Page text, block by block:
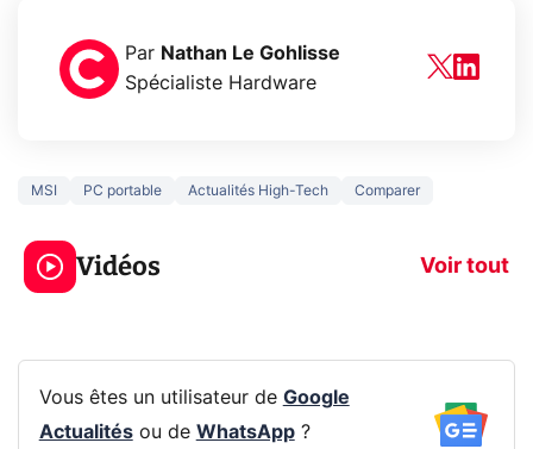
Par Nathan Le Gohlisse
Spécialiste Hardware
MSI PC portable Actualités High-Tech Comparer
Vidéos Voir tout
3 écrans en 1 pour
319€ ? Voici L'AOC
CQ32G4ZA !
5
prochaine
Vous êtes un utilisateur de Google
Actualitésou de WhatsApp?